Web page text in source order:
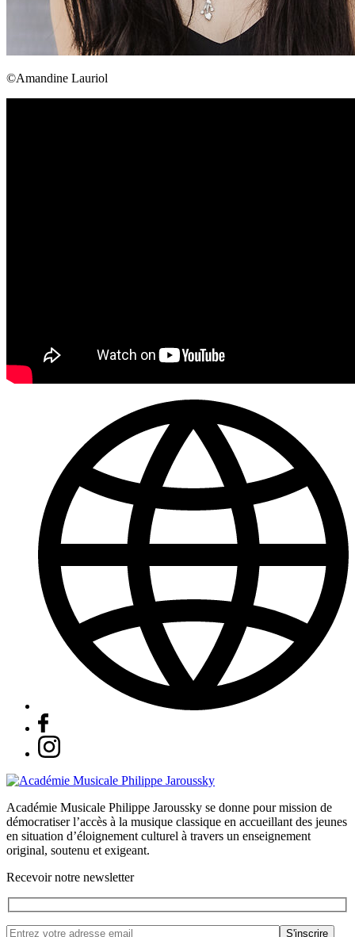
©Amandine Lauriol
Académie Musicale Philippe Jaroussky se donne pour mission de
démocratiser l’accès à la musique classique en accueillant des jeunes
en situation d’éloignement culturel à travers un enseignement
original, soutenu et exigeant.
Recevoir notre newsletter